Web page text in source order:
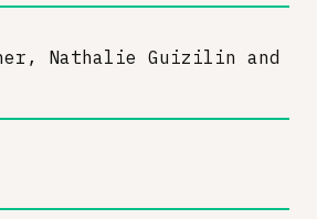
Nathalie Guizilin and